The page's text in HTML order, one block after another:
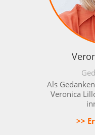
Als
Veronica
>>